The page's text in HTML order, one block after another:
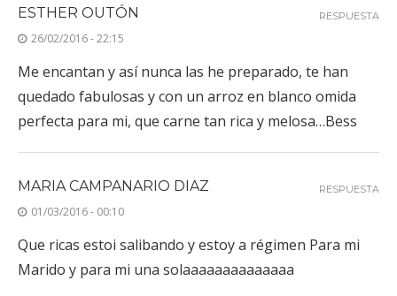
ESTHER OUTÓN
26/02/2016 - 22:15
Me encantan y así nunca las he preparado, te han
quedado fabulosas y con un arroz en blanco omida
perfecta para mi, que carne tan rica y melosa…Bess
RESPUESTA
MARIA CAMPANARIO DIAZ
01/03/2016 - 00:10
Que ricas estoi salibando y estoy a régimen Para mi
Marido y para mi una solaaaaaaaaaaaaaa
RESPUESTA